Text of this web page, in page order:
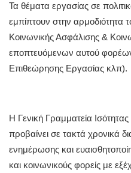
Τα θέματα εργασίας σε
εμπίπτουν στην αρμοδιότητα
Κοινωνικής Ασφάλισης &
εποπτευόμενων αυτού
Επιθεώρησης Εργασίας κλπ).
Η Γενική Γραμματεία
προβαίνει σε τακτά χρονικά
ενημέρωσης και
και κοινωνικούς φορείς με